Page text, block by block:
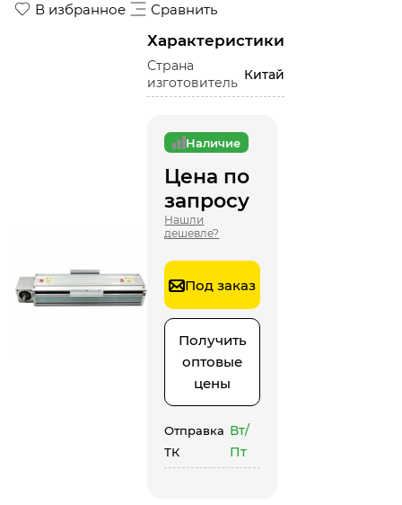
В избранное Сравнить
Характеристики
Страна
изготовитель
Китай
Наличие
Цена по
запросу
Нашли
дешевле?
Под заказ
Получить
оптовые
цены
Отправка
ТК
Вт/
Пт